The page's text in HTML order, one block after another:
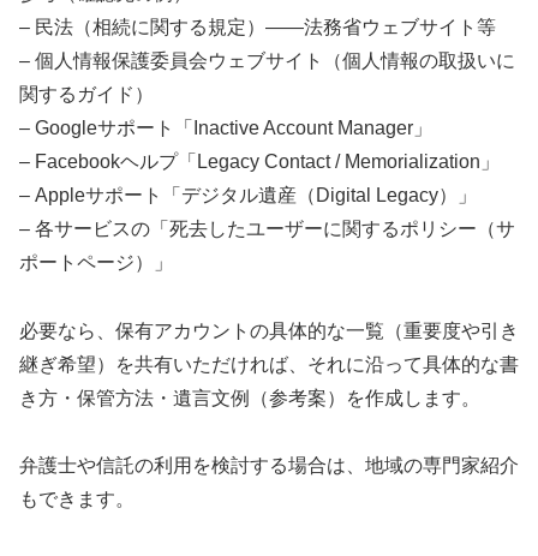
– 民法（相続に関する規定）――法務省ウェブサイト等
– 個人情報保護委員会ウェブサイト（個人情報の取扱いに
関するガイド）
– Googleサポート「Inactive Account Manager」
– Facebookヘルプ「Legacy Contact / Memorialization」
– Appleサポート「デジタル遺産（Digital Legacy）」
– 各サービスの「死去したユーザーに関するポリシー（サ
ポートページ）」
必要なら、保有アカウントの具体的な一覧（重要度や引き
継ぎ希望）を共有いただければ、それに沿って具体的な書
き方・保管方法・遺言文例（参考案）を作成します。
弁護士や信託の利用を検討する場合は、地域の専門家紹介
もできます。